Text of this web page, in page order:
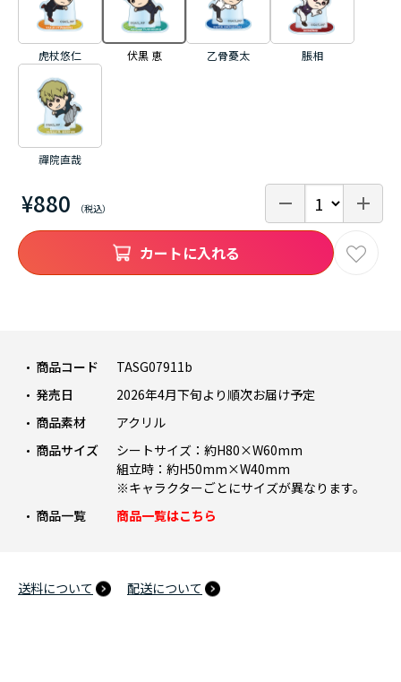
¥880
商品コード
TASG07911b
発売日
2026年4月下旬より順次お届け予定
商品素材
アクリル
商品サイズ
シートサイズ：約H80×W60mm
組立時：約H50mm×W40mm
※キャラクターごとにサイズが異なります。
商品一覧
商品一覧はこちら
送料について 配送について
虎杖悠仁 伏黒 恵 乙骨憂太 脹相
禪院直哉
カートに入れる